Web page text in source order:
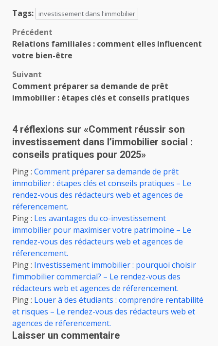
Tags:
investissement dans l'immobilier
Navigation
d’article
Précédent
Relations familiales : comment elles influencent
votre bien-être
Suivant
Comment préparer sa demande de prêt
immobilier : étapes clés et conseils pratiques
4 réflexions sur «Comment réussir son
investissement dans l’immobilier social :
conseils pratiques pour 2025»
Ping : Comment préparer sa demande de prêt
immobilier : étapes clés et conseils pratiques – Le
rendez-vous des rédacteurs web et agences de
réferencement.
Ping : Les avantages du co-investissement
immobilier pour maximiser votre patrimoine – Le
rendez-vous des rédacteurs web et agences de
réferencement.
Ping : Investissement immobilier : pourquoi choisir
l’immobilier commercial? – Le rendez-vous des
rédacteurs web et agences de réferencement.
Ping : Louer à des étudiants : comprendre rentabilité
et risques – Le rendez-vous des rédacteurs web et
agences de réferencement.
Laisser un commentaire